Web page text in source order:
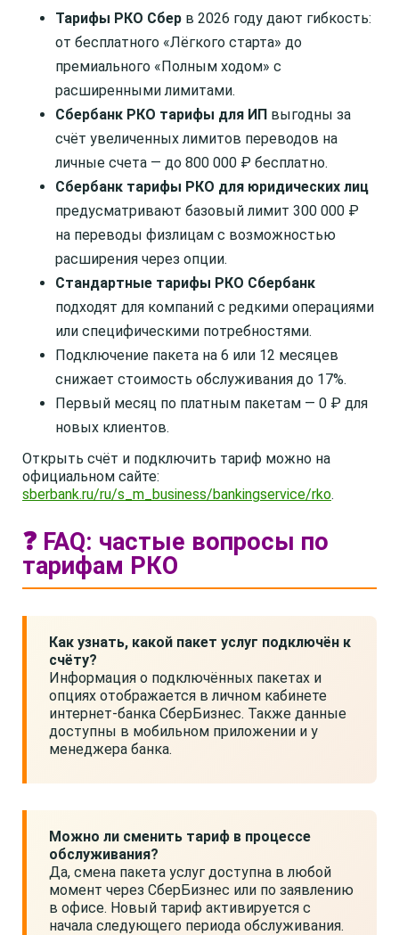
Тарифы РКО Сбер в 2026 году дают гибкость:
от бесплатного «Лёгкого старта» до
премиального «Полным ходом» с
расширенными лимитами.
Сбербанк РКО тарифы для ИП выгодны за
счёт увеличенных лимитов переводов на
личные счета — до 800 000 ₽ бесплатно.
Сбербанк тарифы РКО для юридических лиц
предусматривают базовый лимит 300 000 ₽
на переводы физлицам с возможностью
расширения через опции.
Стандартные тарифы РКО Сбербанк
подходят для компаний с редкими операциями
или специфическими потребностями.
Подключение пакета на 6 или 12 месяцев
снижает стоимость обслуживания до 17%.
Первый месяц по платным пакетам — 0 ₽ для
новых клиентов.
Открыть счёт и подключить тариф можно на
официальном сайте:
sberbank.ru/ru/s_m_business/bankingservice/rko.
❓ FAQ: частые вопросы по
тарифам РКО
Как узнать, какой пакет услуг подключён к
счёту?
Информация о подключённых пакетах и
опциях отображается в личном кабинете
интернет-банка СберБизнес. Также данные
доступны в мобильном приложении и у
менеджера банка.
Можно ли сменить тариф в процессе
обслуживания?
Да, смена пакета услуг доступна в любой
момент через СберБизнес или по заявлению
в офисе. Новый тариф активируется с
начала следующего периода обслуживания.